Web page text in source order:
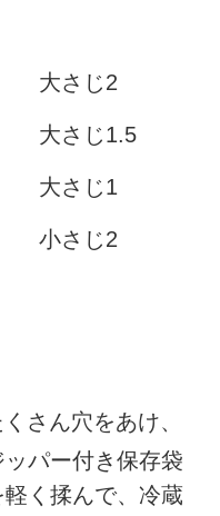
大さじ2
大さじ1.5
大さじ1
小さじ2
さん穴をあけ、
パー付き保存袋
く揉んで、冷蔵